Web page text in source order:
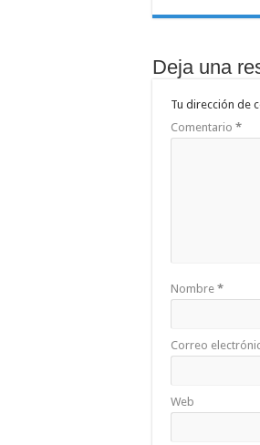
Deja una
Tu dirección de
Comentario *
Nombre *
Correo
Web